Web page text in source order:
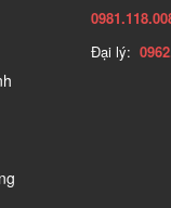
Đại lý: